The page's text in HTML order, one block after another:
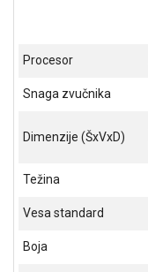
BAŠTA
OUTLET
IGRAČKE
Procesor
Snaga zvučnika
Dimenzije (ŠxVxD)
Težina
Vesa standard
Boja